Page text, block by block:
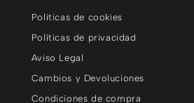
Políticas de cookies
Políticas de privacidad
Aviso Legal
Cambios y Devoluciones
Condiciones de compra